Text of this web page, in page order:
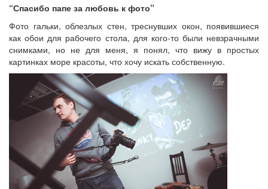
“Спасибо папе за любовь к фото”
Фото гальки, облезлых стен, треснувших окон, появившиеся
как обои для рабочего стола, для кого-то были невзрачными
снимками, но не для меня, я понял, что вижу в простых
картинках море красоты, что хочу искать собственную.